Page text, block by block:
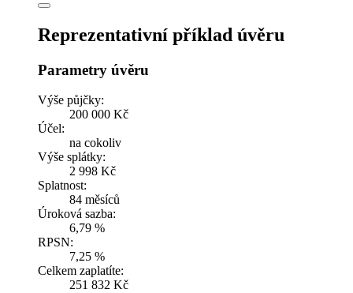
Reprezentativní příklad úvěru
Parametry úvěru
Výše půjčky:
200 000 Kč
Účel:
na cokoliv
Výše splátky:
2 998 Kč
Splatnost:
84 měsíců
Úroková sazba:
6,79 %
RPSN:
7,25 %
Celkem zaplatíte:
251 832 Kč